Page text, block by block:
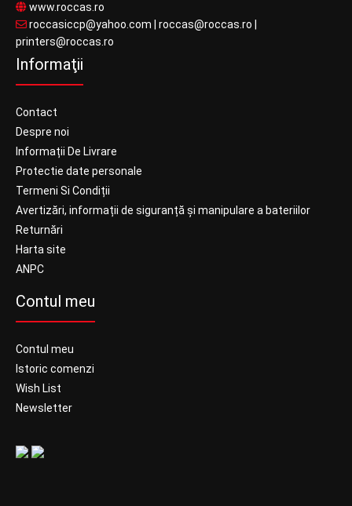
www.roccas.ro
roccasiccp@yahoo.com
roccas@roccas.ro
printers@roccas.ro
Informaţii
Contact
Despre noi
Informații De Livrare
Protectie date personale
Termeni Si Condiții
Avertizări, informații de siguranță și manipulare a bateriilor
Returnări
Harta site
ANPC
Contul meu
Contul meu
Istoric comenzi
Wish List
Newsletter